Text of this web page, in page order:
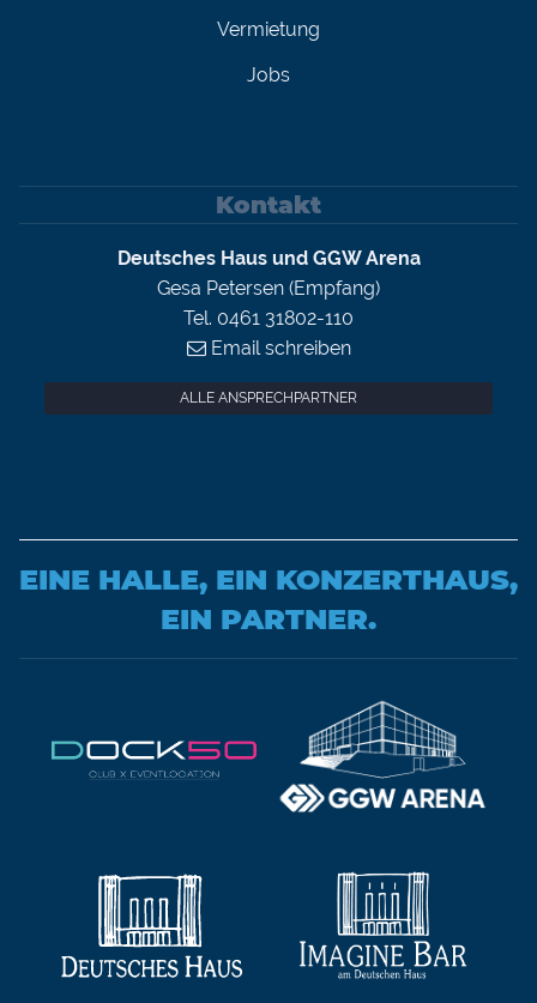
Vermietung
Jobs
Kontakt
Deutsches Haus und GGW Arena
Gesa Petersen (Empfang)
Tel. 0461 31802-110
Email schreiben
ALLE ANSPRECHPARTNER
EINE HALLE, EIN KONZERTHAUS,
EIN PARTNER.